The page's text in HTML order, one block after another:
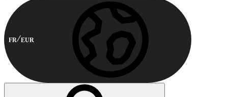
FR EUR